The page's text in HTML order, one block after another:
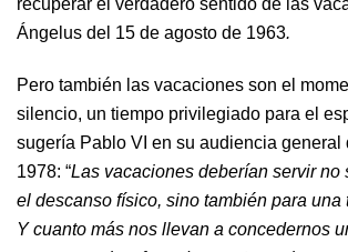
Ángelus del 15 de agosto de 1963.
Pero también las vacaciones son el
silencio, un tiempo privilegiado para el
sugería Pablo VI en su audiencia general
1978: “Las vacaciones deberían servir no
el descanso físico, sino también para una
Y cuanto más nos llevan a concedernos